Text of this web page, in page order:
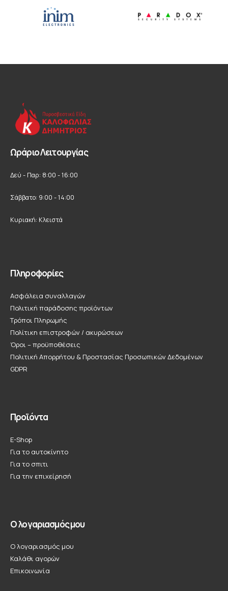
Ωράριο Λειτουργίας
Δεύ - Παρ: 8:00 - 16:00
Σάββατο: 9:00 - 14:00
Κυριακή: Κλειστά
Πληροφορίες
Ασφάλεια συναλλαγών
Πολιτική παράδοσης προϊόντων
Τρόποι Πληρωμής
Πολίτικη επιστροφών / ακυρώσεων
Όροι – προϋποθέσεις
Πολιτική Απορρήτου & Προστασίας Προσωπικών Δεδομένων
GDPR
Προϊόντα
E-Shop
Για το αυτοκίνητο
Για το σπιτι
Για την επιχείρησή
Ο λογαριασμός μου
Ο λογαριασμός μου
Καλάθι αγορών
Επικοινωνία